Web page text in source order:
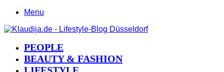
Menu
PEOPLE
BEAUTY & FASHION